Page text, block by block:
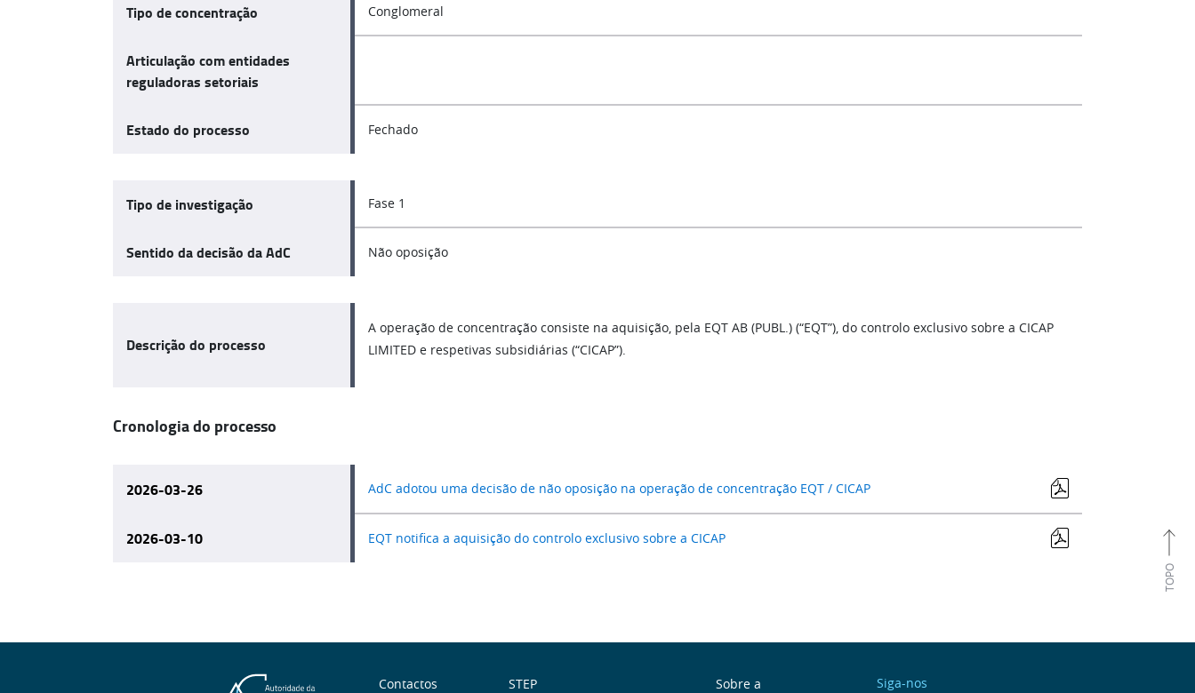
Tipo de concentração Conglomeral
Articulação com entidades
reguladoras setoriais
Estado do processo Fechado
Tipo de investigação Fase 1
Sentido da decisão da AdC Não oposição
Descrição do processo
A operação de concentração consiste na aquisição, pela EQT AB (PUBL.) (“EQT”), do controlo exclusivo sobre a CICAP
LIMITED e respetivas subsidiárias (“CICAP”).
Cronologia do processo
2026-03-26 AdC adotou uma decisão de não oposição na operação de concentração EQT / CICAP
2026-03-10 EQT notifica a aquisição do controlo exclusivo sobre a CICAP
TOPO
Contactos STEP Sobre a Siga-nos